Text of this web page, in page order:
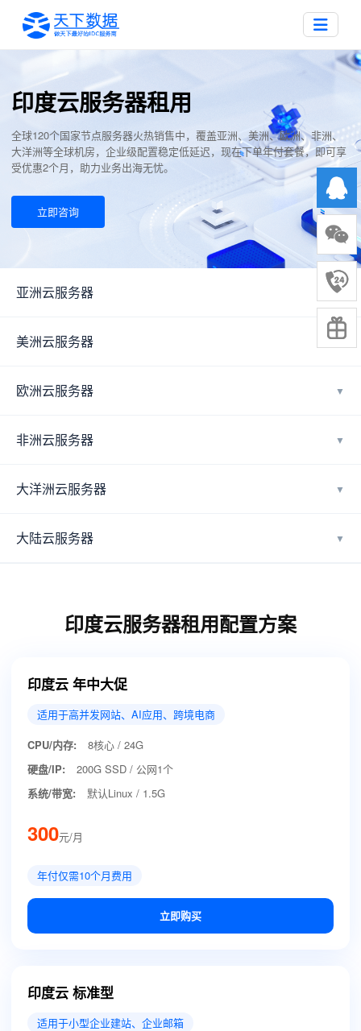
印度云服务器租用
全球120个国家节点服务器火热销售中，覆盖亚洲、美洲、欧洲、非洲、
大洋洲等全球机房，企业级配置稳定低延迟，现在下单年付套餐，即可享
受优惠2个月，助力业务出海无忧。
立即咨询
亚洲云服务器 ▼
美洲云服务器 ▼
欧洲云服务器 ▼
非洲云服务器 ▼
大洋洲云服务器 ▼
大陆云服务器 ▼
印度云服务器租用配置方案
印度云 年中大促
适用于高并发网站、AI应用、跨境电商
CPU/内存:
8核心 / 24G
硬盘/IP:
200G SSD / 公网1个
系统/带宽:
默认Linux / 1.5G
300元/月
年付仅需10个月费用
立即购买
印度云 标准型
适用于小型企业建站、企业邮箱